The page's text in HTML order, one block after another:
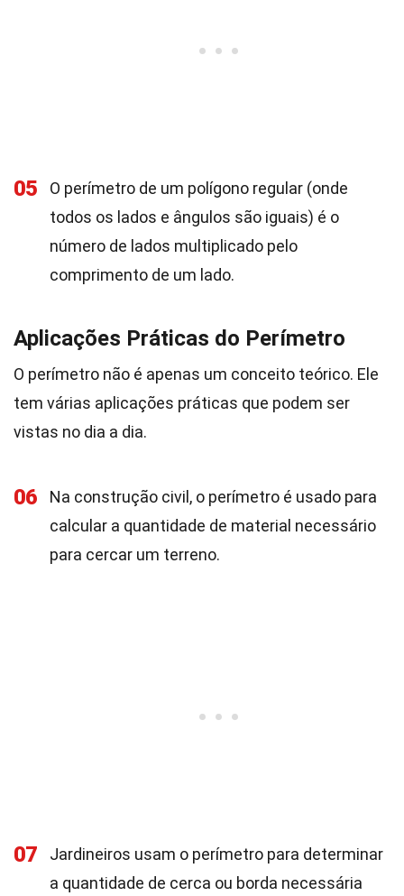
05
O perímetro de um polígono regular (onde
todos os lados e ângulos são iguais) é o
número de lados multiplicado pelo
comprimento de um lado.
Aplicações Práticas do Perímetro
O perímetro não é apenas um conceito teórico. Ele
tem várias aplicações práticas que podem ser
vistas no dia a dia.
06
Na construção civil, o perímetro é usado para
calcular a quantidade de material necessário
para cercar um terreno.
07
Jardineiros usam o perímetro para determinar
a quantidade de cerca ou borda necessária